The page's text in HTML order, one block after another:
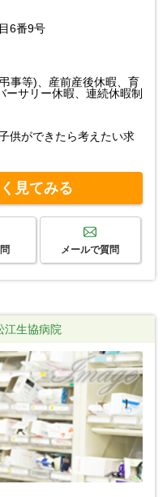
6番9号
事等)、産前産後休暇、育
ーサリー休暇、連続休暇制
供ができたら考えたい求
見てみる
メールで質問
江生協病院